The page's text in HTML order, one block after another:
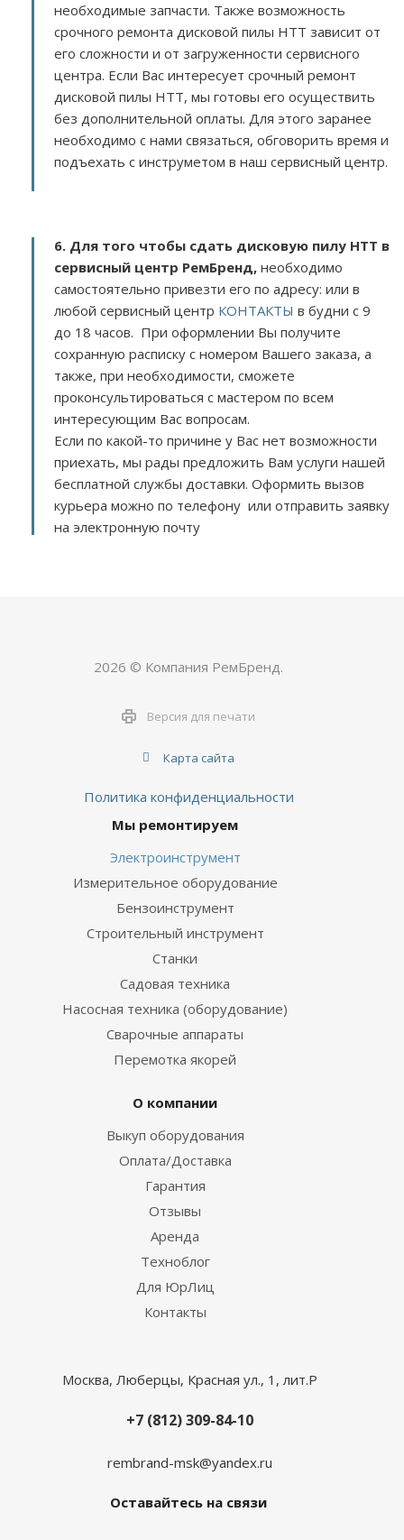
необходимые запчасти. Также возможность
срочного ремонта дисковой пилы HTT зависит от
его сложности и от загруженности сервисного
центра. Если Вас интересует срочный ремонт
дисковой пилы HTT, мы готовы его осуществить
без дополнительной оплаты. Для этого заранее
необходимо с нами связаться, обговорить время и
подъехать с инструметом в наш сервисный центр.
6. Для того чтобы сдать дисковую пилу HTT в
сервисный центр РемБренд, необходимо
самостоятельно привезти его по адресу: или в
любой сервисный центр КОНТАКТЫ в будни с 9
до 18 часов. При оформлении Вы получите
сохранную расписку с номером Вашего заказа, а
также, при необходимости, сможете
проконсультироваться с мастером по всем
интересующим Вас вопросам.
Если по какой-то причине у Вас нет возможности
приехать, мы рады предложить Вам услуги нашей
бесплатной службы доставки. Оформить вызов
курьера можно по телефону или отправить заявку
на электронную почту
2026 © Компания РемБренд.
Версия для печати
Карта сайта
Политика конфиденциальности
Мы ремонтируем
Электроинструмент
Измерительное оборудование
Бензоинструмент
Строительный инструмент
Станки
Садовая техника
Насосная техника (оборудование)
Сварочные аппараты
Перемотка якорей
О компании
Выкуп оборудования
Оплата/Доставка
Гарантия
Отзывы
Аренда
Техноблог
Для ЮрЛиц
Контакты
Москва, Люберцы, Красная ул., 1, лит.Р
+7 (812) 309-84-10
rembrand-msk@yandex.ru
Оставайтесь на связи